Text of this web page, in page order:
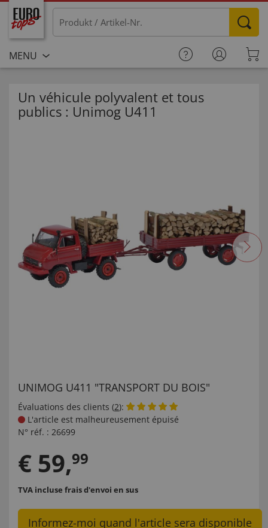
MENU
Un véhicule polyvalent et tous
publics : Unimog U411
UNIMOG U411 "TRANSPORT DU BOIS"
Évaluations des clients (2):
L'article est malheureusement épuisé
N° réf. : 26699
€ 59,99
TVA incluse frais d'envoi en sus
Informez-moi quand l'article sera disponible